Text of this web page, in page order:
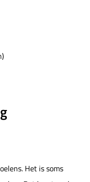
Het is soms